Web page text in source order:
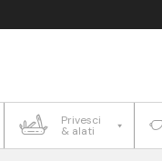
Privesci
& alati